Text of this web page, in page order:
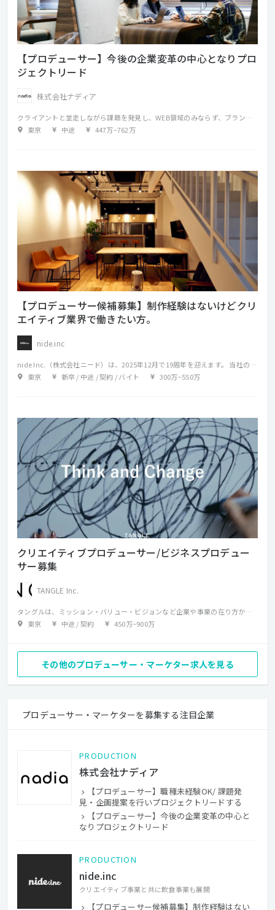
【プロデューサー】今後の企業変革の中心となりプロ
ジェクトリード
株式会社ナディア
クライアントと並走しながら課題を発見し、WEB領域のみならず、ブランディング、メディアプランニング、動画制作、開発コンサルティング、交通広告など、手段を問わず課題解決につながる企画提案～プロジェクトマネジメントを行っていただきます。 当社の事業拡大に向け、WEBだけに留まらず周辺領域を拡大し新たな価値を創出していただけることを期待しています。 【具体的には】 ・クライアントと並走した課題発見（課題ヒアリング） ・課題解決に向けた企画戦略、提案 ・プロジェクトメンバーのアサイン ・顧客折衝 ・企画から納品まで、一連のプロジェクトマネジメント ・予算管理 など ★案件事例 ・企業のサービスを体感する施設の体験設計やコンテンツの開発 ・CI、VI開発、ブランドコミュニケーション戦略立案などのブランディング施策 ・テクノロジーを活用した展示やインスタレーション企画提案
東京
中途 447万~762万
【プロデューサー候補募集】制作経験はないけどクリ
エイティブ業界で働きたい方。
nide.inc
nide Inc.（株式会社ニード）は、2025年12月で19周年を迎えます。 当社のクリエイティブチームは20名前後の少数精鋭。 各自の領域で個々が存分に活躍するディレクターズ・カンパニーとして ジャンルレスなデザイン力を軸に、アウトプットを横断して一貫したクリエイティブを手がけています。 創業してからはプロモーションやコーポレートを 中心としたウェブサイトを制作していましたが、 オンライン的な表現が広告やビジネスの軸に据えられるようになった昨今は、 グラフィックや映像関連のクリエイティブに加えて、 各企業との制作体制のディレクションなどを含めた コンサルティング的な領域を担うことも増えており、 さらには、新たなビジネスをクライアントと一緒に 創り上げていく仕事も行っております。 当社のクリエイティブチームは20名ほどの人数を維持しており、 各自の領域で存分に活躍することができます。 また、クリエイティブチームメンバーとの 積極的なディスカッションによる知識向上、 他チームとの関わりによる、新たなチャレンジの場も提供しています。 十余年の間に培った、高いデザイン力と技術力、そして提案力は、 複数の大手代理店また、様々な業種のクライアント様より 大きな信頼をいただいています。 分野を限定しないクリエイティブ経験は 知識と技術を慥かに蓄え、知恵と見識を育み、 さらに成功率の高いアクションと成果物をご提案できるのです。 クライアントワーク領域で、新たな活躍の場を探している方は、 ぜひ当社に話を聞きにきませんか？ 面接の前に、ライトな形で事業内容や 弊社ビジョンのご紹介をさせていただくことも可能です。 自ら新しいビジネスを創り上げたい方、 仲間と共にチャレンジしたい方のご応募をお待ちしています。
東京
新卒 / 中途 / 契約 / バイト 300万~550万
クリエイティブプロデューサー/ビジネスプロデュー
サー募集
TANGLE Inc.
タングルは、ミッション・バリュー・ビジョンなど企業や事業の在り方からコンセプトやパーパスの開発、CI/VI/BIの設計、UI/UXの定義・開発、ブランド戦略・マーケティング戦略の立案、広告/コミュニケーションプランニング、クリエイティブ全般の企画と実制作、マス媒体＋デジタル媒体のメディアプランニングと広告運用、サービスのオペレーションまで幅広く手掛けています。 クリエイティブにおいてもグラフィックや映像からxRなどデジタルの先進的な手法まで、顧客の最適な課題解決のために制限なく対応。 そんな同社ではただいまプロデューサー人材を募集中です。 このポジションでは顧客折衝やコミュニケーション戦略の立案、実施に向けたプロジェクトマネジメント、プロデューシング、および案件開拓を担っていただく想定で、ファッション、ビューティー(美容)、スポーツ(サッカー)、飲料(お酒)などジャンルを限定せずさまざまな案件を手掛けていただきます。 ブランディングや広告、キービジュアル開発からWebサイト、グラフィック広告やプロモーションツール、サイネージや動画まで、あなたの経験を活かし、伸ばしながら価値向上に貢献していただくことを期待します。
東京
中途 / 契約 450万~900万
その他のプロデューサー・マーケター求人を見る
プロデューサー・マーケターを募集する注目企業
PRODUCTION
株式会社ナディア
【プロデューサー】職種未経験OK/ 課題発
見・企画提案を行いプロジェクトリードする
【プロデューサー】今後の企業変革の中心と
なりプロジェクトリード
PRODUCTION
nide.inc
クリエイティブ事業と共に飲食事業も展開
【プロデューサー候補募集】制作経験はない